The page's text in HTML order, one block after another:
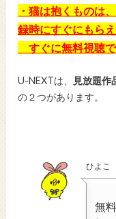
・猫は抱くものは
録時にすぐにもら
すぐに無料視聴で
U-NEXTは、
見放題作
の２つがあります。
ひよこ
無